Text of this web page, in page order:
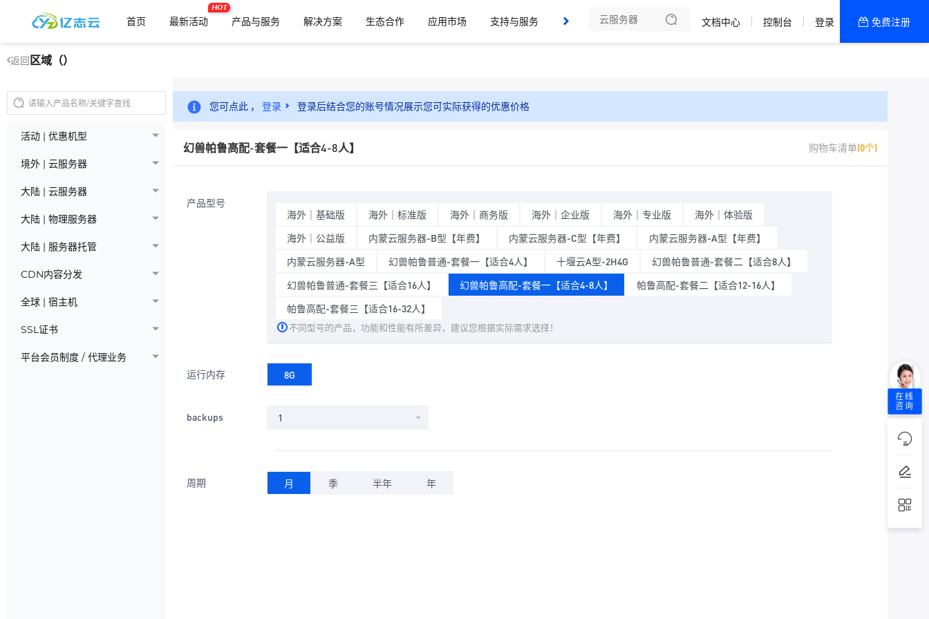
首页 最新活动
HOT
产品与服务 解决方案 生态合作 应用市场 支持与服务
了解我们
文档中心 控制台 登录 免费注册
返回 区域（）
活动 | 优惠机型
境外 | 云服务器
大陆 | 云服务器
大陆 | 物理服务器
大陆 | 服务器托管
CDN内容分发
全球 | 宿主机
SSL证书
平台会员制度 / 代理业务
您可点此 ， 登录 登录后结合您的账号情况展示您可实际获得的优惠价格
幻兽帕鲁高配-套餐一【适合4-8人】 购物车清单(0个)
产品型号
海外｜基础版
海外｜标准版 海外｜商务版 海外｜企业版 海外｜专业版
海外｜体验版
海外｜公益版
内蒙云服务器-B型【年费】 内蒙云服务器-C型【年费】
内蒙云服务器-A型【年费】
内蒙云服务器-A型
幻兽帕鲁普通-套餐一【适合4人】 十堰云A型-2H4G
幻兽帕鲁普通-套餐二【适合8人】
幻兽帕鲁普通-套餐三【适合16人】
幻兽帕鲁高配-套餐一【适合4-8人】
帕鲁高配-套餐二【适合12-16人】
帕鲁高配-套餐三【适合16-32人】
不同型号的产品，功能和性能有所差异，建议您根据实际需求选择！
运行内存 8G
backups 1
周期 月 季 半年 年
在线
咨询